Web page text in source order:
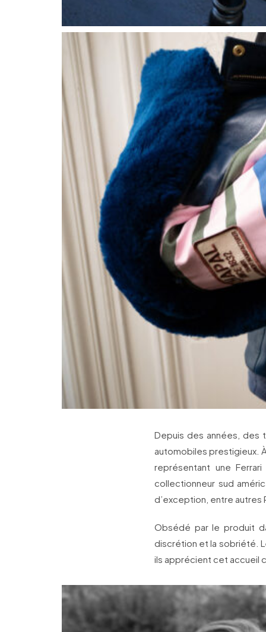
Depuis des années, des
automobiles prestigieux.
représentant une
collectionneur sud
d’exception, entre autres
Obsédé par le produit
discrétion et la sobriété.
ils apprécient cet accueil